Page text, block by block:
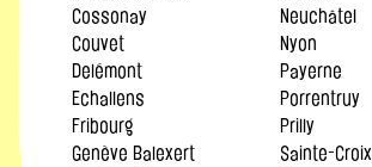
Cossonay
Couvet
Delémont
Echallens
Fribourg
Genève Balexert
Neuchâtel
Nyon
Payerne
Porrentruy
Prilly
Sainte-Croix